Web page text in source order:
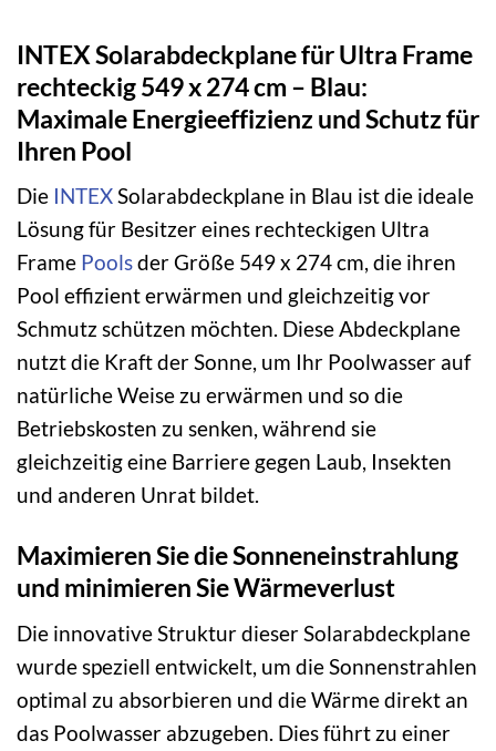
INTEX Solarabdeckplane für Ultra Frame
rechteckig 549 x 274 cm – Blau:
Maximale Energieeffizienz und Schutz für
Ihren Pool
Die INTEXSolarabdeckplane in Blau ist die ideale
Lösung für Besitzer eines rechteckigen Ultra
Frame Poolsder Größe 549 x 274 cm, die ihren
Pool effizient erwärmen und gleichzeitig vor
Schmutz schützen möchten. Diese Abdeckplane
nutzt die Kraft der Sonne, um Ihr Poolwasser auf
natürliche Weise zu erwärmen und so die
Betriebskosten zu senken, während sie
gleichzeitig eine Barriere gegen Laub, Insekten
und anderen Unrat bildet.
Maximieren Sie die Sonneneinstrahlung
und minimieren Sie Wärmeverlust
Die innovative Struktur dieser Solarabdeckplane
wurde speziell entwickelt, um die Sonnenstrahlen
optimal zu absorbieren und die Wärme direkt an
das Poolwasser abzugeben. Dies führt zu einer